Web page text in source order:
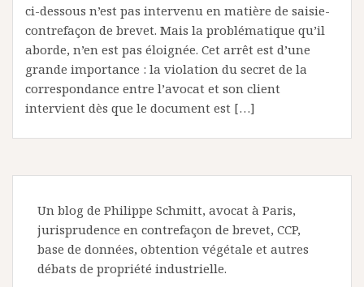
ci-dessous n’est pas intervenu en matière de saisie-
contrefaçon de brevet. Mais la problématique qu’il
aborde, n’en est pas éloignée. Cet arrêt est d’une
grande importance : la violation du secret de la
correspondance entre l’avocat et son client
intervient dès que le document est […]
Un blog de Philippe Schmitt, avocat à Paris,
jurisprudence en contrefaçon de brevet, CCP,
base de données, obtention végétale et autres
débats de propriété industrielle.